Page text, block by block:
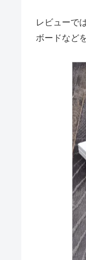
レビューで
ボードなど